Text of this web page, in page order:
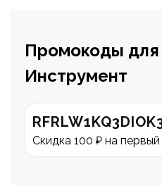
Промокоды
Инструмент
Скидка 100 ₽ на первый